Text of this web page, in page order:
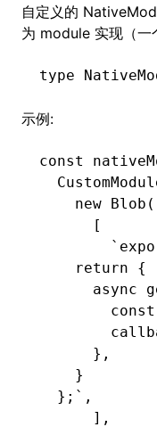
自定义的
为 module 实现（一
type
示例:
const
    new
Blob (
      [
    return {
async
      },
    }
  };`
,
      ]
,